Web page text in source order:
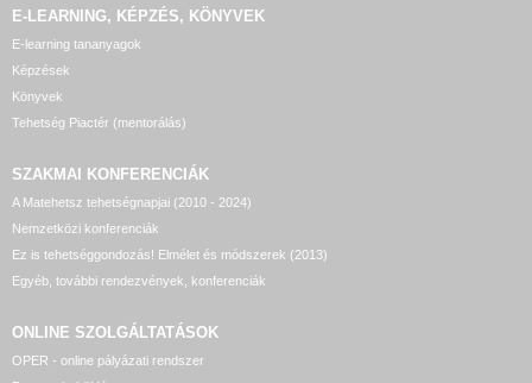
E-LEARNING, KÉPZÉS, KÖNYVEK
E-learning tananyagok
Képzések
Könyvek
Tehetség Piactér (mentorálás)
SZAKMAI KONFERENCIÁK
A Matehetsz tehetségnapjai (2010 - 2024)
Nemzetközi konferenciák
Ez is tehetséggondozás! Elmélet és módszerek (2013)
Egyéb, további rendezvények, konferenciák
ONLINE SZOLGÁLTATÁSOK
OPER - online pályázati rendszer